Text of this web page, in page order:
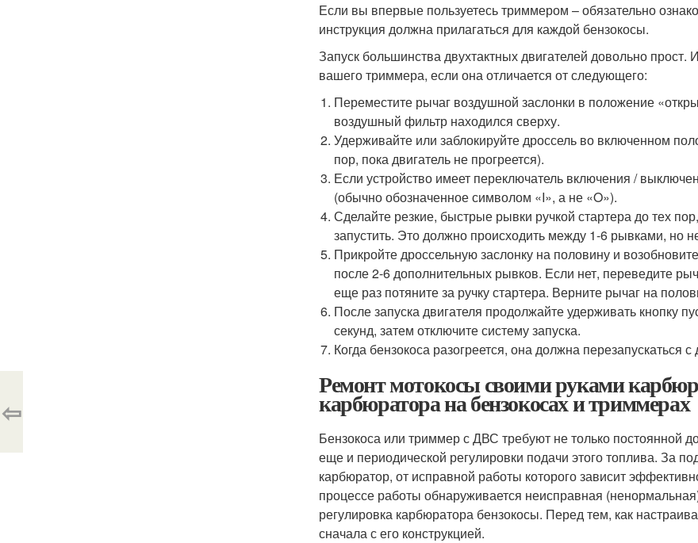
Если вы впервые пользуетесь триммером – обязательно
инструкция должна прилагаться для каждой бензокосы.
Запуск большинства двухтактных двигателей довольно
вашего триммера, если она отличается от следующего:
Переместите рычаг воздушной заслонки в положение
воздушный фильтр находился сверху.
Удерживайте или заблокируйте дроссель во включенном
пор, пока двигатель не прогреется).
Если устройство имеет переключатель включения /
(обычно обозначенное символом «I», а не «O»).
Сделайте резкие, быстрые рывки ручкой стартера до тех
запустить. Это должно происходить между 1-6 рывками, но
Прикройте дроссельную заслонку на половину и
после 2-6 дополнительных рывков. Если нет, переведите
еще раз потяните за ручку стартера. Верните рычаг на
После запуска двигателя продолжайте удерживать кнопку
секунд, затем отключите систему запуска.
Когда бензокоса разогреется, она должна
Ремонт мотокосы своими руками
карбюратора на бензокосах и триммерах
Бензокоса или триммер с ДВС требуют не только постоянной
еще и периодической регулировки подачи этого топлива. За
карбюратор, от исправной работы которого зависит
процессе работы обнаруживается неисправная
регулировка карбюратора бензокосы. Перед тем, как
сначала с его конструкцией.
⇦